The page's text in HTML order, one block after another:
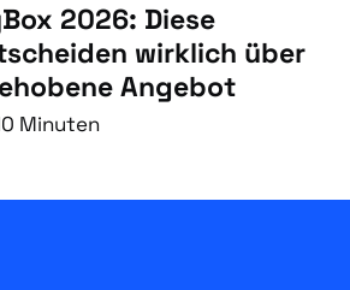
2026: Diese
wirklich über
Angebot
Minuten